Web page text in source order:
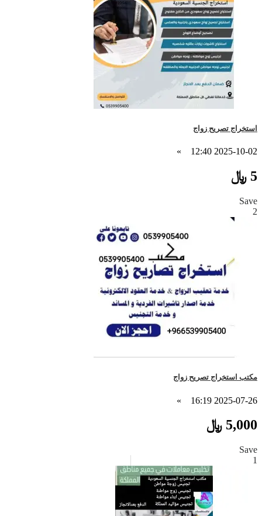
استخراج تصريح زواج
2025-10-02 12:40
»
5 ﷼
Save
2
مكتب استخراج تصريح زواج
2025-07-26 16:19
»
5,000 ﷼
Save
1